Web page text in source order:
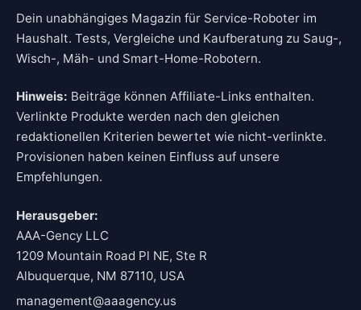
Dein unabhängiges Magazin für Service-Roboter im
Haushalt. Tests, Vergleiche und Kaufberatung zu Saug-,
Wisch-, Mäh- und Smart-Home-Robotern.
Hinweis: Beiträge können Affiliate-Links enthalten.
Verlinkte Produkte werden nach den gleichen
redaktionellen Kriterien bewertet wie nicht-verlinkte.
Provisionen haben keinen Einfluss auf unsere
Empfehlungen.
Herausgeber:
AAA-Gency LLC
1209 Mountain Road Pl NE, Ste R
Albuquerque, NM 87110, USA
management@aaagency.us